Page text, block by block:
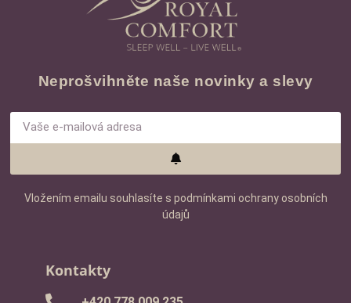
Neprošvihněte naše novinky a slevy
Vložením emailu souhlasíte s podmínkami ochrany osobních
údajů
Kontakty